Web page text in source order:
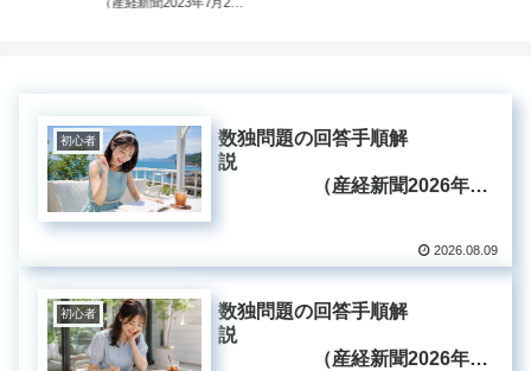
（産経新聞2023年7月23
初心者
数独問題の回答手順解
説
（産経新聞2026年8
2026.08.09
初心者
数独問題の回答手順解
説
（産経新聞2026年8